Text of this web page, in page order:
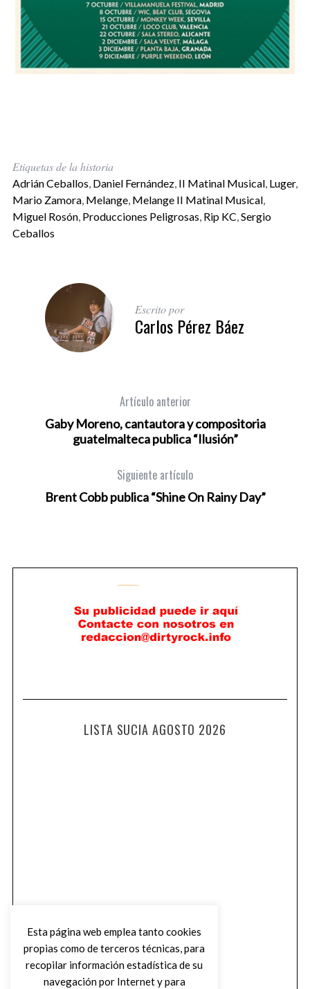
Etiquetas de la historia
Adrián Ceballos Daniel Fernández, II Matinal Musical, Luger,
Mario Zamora, Melange, Melange II Matinal Musical,
Miguel Rosón, Producciones Peligrosas Rip KC Sergio
Ceballos
Escrito por
Carlos Pérez Báez
Artículo anterior
Gaby Moreno, cantautora y compositoria
guatelmalteca publica “Ilusión”
Siguiente artículo
Brent Cobb publica “Shine On Rainy Day”
LISTA SUCIA AGOSTO 2026
Esta página web emplea tanto cookies
propias como de terceros técnicas, para
recopilar información estadística de su
navegación por Internet y para